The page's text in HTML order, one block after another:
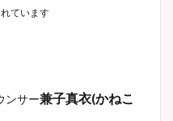
ています
ンサー兼子真衣(かねこ